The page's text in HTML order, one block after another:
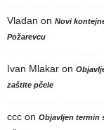
Vladan on Novi
Požarevcu
Ivan Mlakar on
zaštite pčele
ccc on Objavljen termin